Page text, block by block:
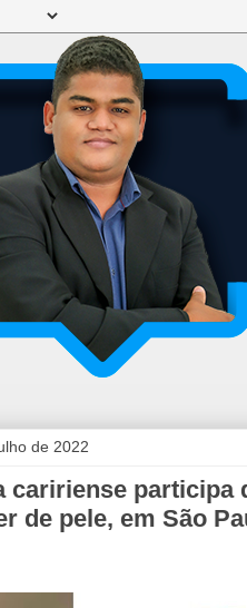
de 2022
caririense participa
de pele, em São